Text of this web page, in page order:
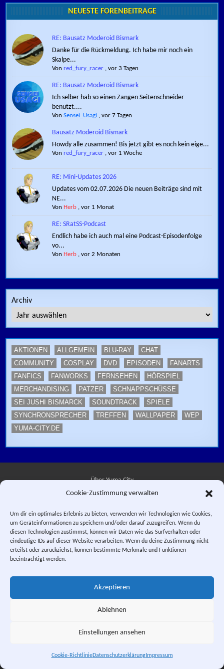
Cookie-Zustimmung verwalten
Um dir ein optimales Erlebnis zu bieten, verwenden wir Technologien wie Cookies,
um Geräteinformationen zu speichern und/oder darauf zuzugreifen. Wenn du
diesen Technologien zustimmst, können wir Daten wie das Surfverhalten oder
eindeutige IDs auf dieser Website verarbeiten. Wenn du deine Zustimmung nicht
erteilst oder zurückziehst, können bestimmte Merkmale und Funktionen
beeinträchtigt werden.
Akzeptieren
Ablehnen
Einstellungen ansehen
Cookie-RichtlinieDatenschutzerklärungImpressum
NEUESTE FORENBEITRÄGE
RE: Bausatz Moderoid Bismark
Danke für die Rückmeldung. Ich habe mir noch ein
Skalpe...
Vonred_fury_racer ,vor 3 Tagen
RE: Bausatz Moderoid Bismark
Ich selber hab so einen Zangen Seitenschneider
benutzt....
VonSensei_Usagi ,vor 7 Tagen
Bausatz Moderoid Bismark
Howdy alle zusammen! Bis jetzt gibt es noch kein eige...
Vonred_fury_racer ,vor 1 Woche
RE: Mini-Updates 2026
Updates vom 02.07.2026 Die neuen Beiträge sind mit
NE...
Von Herb ,vor 1 Monat
RE: SRatSS-Podcast
Endlich habe ich auch mal eine Podcast-Episodenfolge
vo...
Von Herb ,vor 2 Monaten
Archiv
AKTIONEN ALLGEMEIN BLU-RAY
CHAT
COMMUNITY
COSPLAY DVD EPISODEN
FANARTS
FANFICS
FANWORKS FERNSEHEN
HÖRSPIEL
MERCHANDISING
PATZER
SCHNAPPSCHÜSSE
SEI JUSHI BISMARCK
SOUNDTRACK
SPIELE
SYNCHRONSPRECHER
TREFFEN WALLPAPER
WEP
YUMA-CITY.DE
Über Yuma City
Datenschutzerklärung
Impressum
Instagram
E-Mail
RSS-Feed
Bismarck" © 1984 PIERROT.
stated, © Yuma City.
Yuma City. Welcoming Home the Star Sheriffs since 2002.